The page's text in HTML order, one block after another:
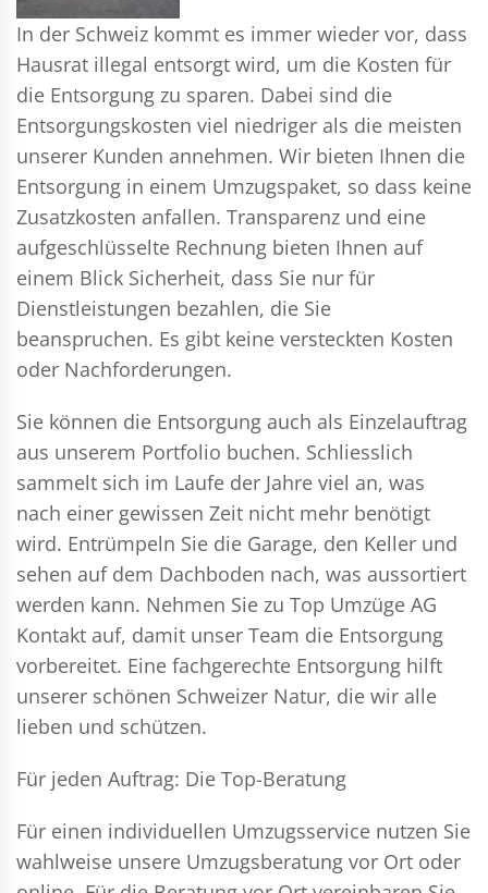
In der Schweiz kommt es immer wieder vor, dass
Hausrat illegal entsorgt wird, um die Kosten für
die Entsorgung zu sparen. Dabei sind die
Entsorgungskosten viel niedriger als die meisten
unserer Kunden annehmen. Wir bieten Ihnen die
Entsorgung in einem Umzugspaket, so dass keine
Zusatzkosten anfallen. Transparenz und eine
aufgeschlüsselte Rechnung bieten Ihnen auf
einem Blick Sicherheit, dass Sie nur für
Dienstleistungen bezahlen, die Sie
beanspruchen. Es gibt keine versteckten Kosten
oder Nachforderungen.
Sie können die Entsorgung auch als Einzelauftrag
aus unserem Portfolio buchen. Schliesslich
sammelt sich im Laufe der Jahre viel an, was
nach einer gewissen Zeit nicht mehr benötigt
wird. Entrümpeln Sie die Garage, den Keller und
sehen auf dem Dachboden nach, was aussortiert
werden kann. Nehmen Sie zu Top Umzüge AG
Kontakt auf, damit unser Team die Entsorgung
vorbereitet. Eine fachgerechte Entsorgung hilft
unserer schönen Schweizer Natur, die wir alle
lieben und schützen.
Für jeden Auftrag: Die Top-Beratung
Für einen individuellen Umzugsservice nutzen Sie
wahlweise unsere Umzugsberatung vor Ort oder